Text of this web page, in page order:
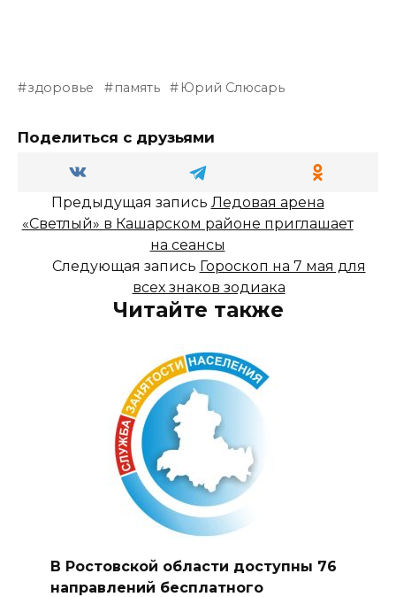
здоровье память Юрий Слюсарь
Поделиться с друзьями
Предыдущая запись Ледовая арена
«Светлый» в Кашарском районе приглашает
на сеансы
Следующая запись Гороскоп на 7 мая для
всех знаков зодиака
Читайте также
В Ростовской области доступны 76
направлений бесплатного